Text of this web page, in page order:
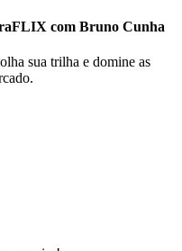
com Bruno Cunha
sua trilha e domine as